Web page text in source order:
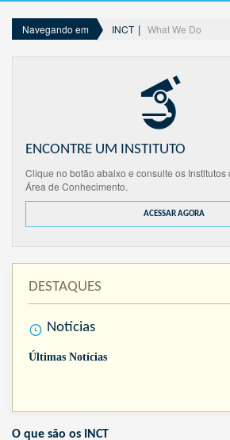
Navegando em INCT What We Do
ENCONTRE UM INSTITUTO
Clique no botão abaixo e consulte os Institutos
Área de Conhecimento.
ACESSAR AGORA
DESTAQUES
Notícias
Últimas Notícias
O que são os INCT